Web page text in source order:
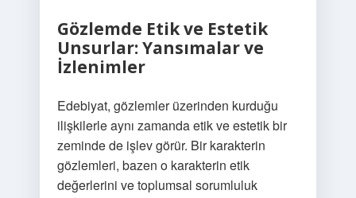
Gözlemde Etik ve Estetik
Unsurlar: Yansımalar ve
İzlenimler
Edebiyat, gözlemler üzerinden kurduğu
ilişkilerle aynı zamanda etik ve estetik bir
zeminde de işlev görür. Bir karakterin
gözlemleri, bazen o karakterin etik
değerlerini ve toplumsal sorumluluk